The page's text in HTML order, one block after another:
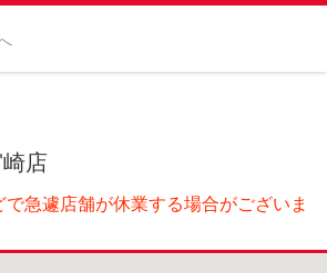
店
急遽店舗が休業する場合がございま